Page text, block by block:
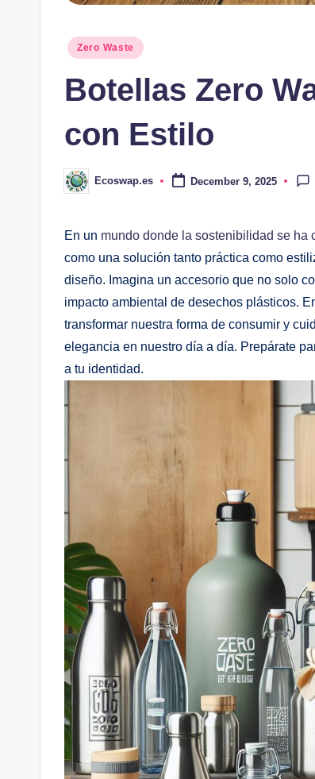
Posted
Zero Waste
Botellas Zero
con Estilo
Posted
by
Ecoswap.es December 9, 2025
En un mundo donde la sostenibilidad se ha
como una solución tanto práctica como
diseño. Imagina un accesorio que no solo
impacto ambiental de desechos plásticos.
transformar nuestra forma de consumir y
elegancia en nuestro día a día. Prepárate
a tu identidad.